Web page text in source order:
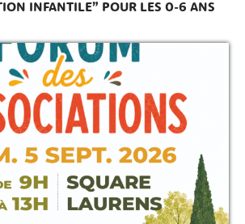
INFANTILE” POUR LES 0-6 ANS